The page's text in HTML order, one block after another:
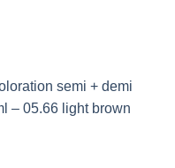
semi + demi
– 05.66 light brown